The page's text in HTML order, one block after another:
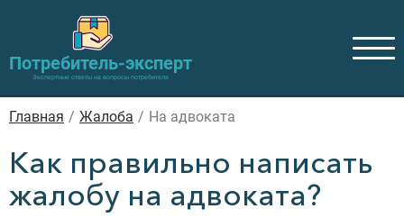
Потребитель-эксперт
Экспертные ответы на вопросы потребителя
Главная / Жалоба / На адвоката
Как правильно написать
жалобу на адвоката?